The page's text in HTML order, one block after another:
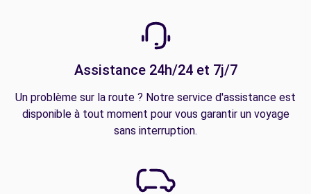
Assistance 24h/24 et 7j/7
Un problème sur la route ? Notre service d'assistance est
disponible à tout moment pour vous garantir un voyage
sans interruption.